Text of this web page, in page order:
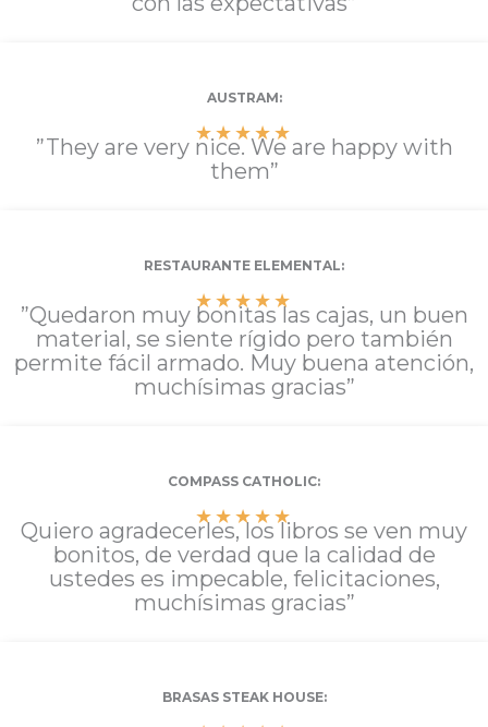
AUSTRAM:
★★★★★
”They are very nice. We are happy with
them”
RESTAURANTE ELEMENTAL:
★★★★★
”Quedaron muy bonitas las cajas, un buen
material, se siente rígido pero también
permite fácil armado. Muy buena atención,
muchísimas gracias”
COMPASS CATHOLIC:
★★★★★
Quiero agradecerles, los libros se ven muy
bonitos, de verdad que la calidad de
ustedes es impecable, felicitaciones,
muchísimas gracias”
BRASAS STEAK HOUSE: